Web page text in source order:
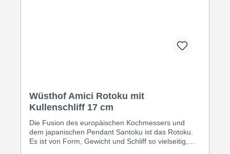
Wüsthof Amici Rotoku mit
Kullenschliff 17 cm
Die Fusion des europäischen Kochmessers und
dem japanischen Pendant Santoku ist das Rotoku.
Es ist von Form, Gewicht und Schliff so vielseitig,